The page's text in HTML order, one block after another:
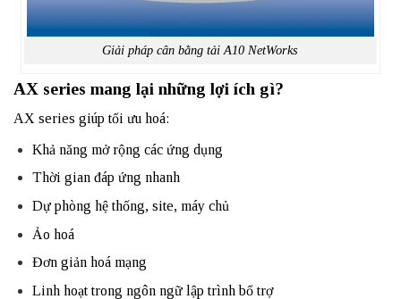
Giải phápcân bằng tải A10 NetWorks
AX series mang lại những lợi ích gì?
AX series giúp tối ưu hoá:
Khả năng mở rộng các ứng dụng
Thời gian đáp ứng nhanh
Dự phòng hệ thống, site, máy chủ
Ảo hoá
Đơn giản hoá mạng
Linh hoạt trong ngôn ngữ lập trình bổ trợ